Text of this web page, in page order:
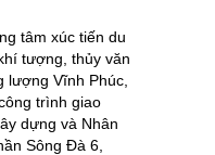
tâm xúc tiến du
tượng, thủy văn
lượng Vĩnh Phúc,
trình giao
dựng và Nhân
Sông Đà 6,